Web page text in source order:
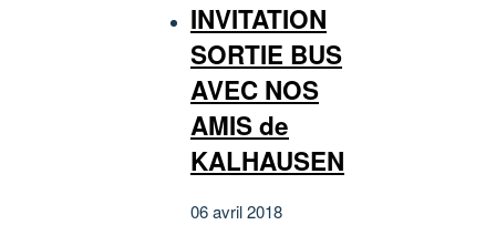
INVITATION
SORTIE BUS
AVEC NOS
AMIS de
KALHAUSEN
06 avril 2018